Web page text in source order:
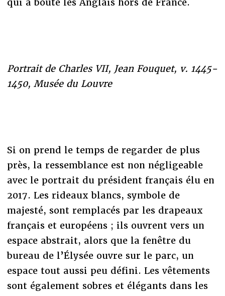
qui a bouté les Anglais hors de France.
Portrait de Charles VII, Jean Fouquet, v. 1445-
1450, Musée du Louvre
Si on prend le temps de regarder de plus
près, la ressemblance est non négligeable
avec le portrait du président français élu en
2017. Les rideaux blancs, symbole de
majesté, sont remplacés par les drapeaux
français et européens ; ils ouvrent vers un
espace abstrait, alors que la fenêtre du
bureau de l’Élysée ouvre sur le parc, un
espace tout aussi peu défini. Les vêtements
sont également sobres et élégants dans les